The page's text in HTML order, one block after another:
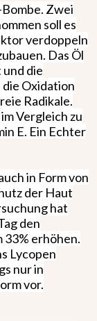
Zwei
soll es
verdoppeln
Das Öl
die
Oxidation
Radikale.
Vergleich zu
E. Ein Echter
in Form von
der Haut
hat
den
33% erhöhen.
Lycopen
nur in
vor.